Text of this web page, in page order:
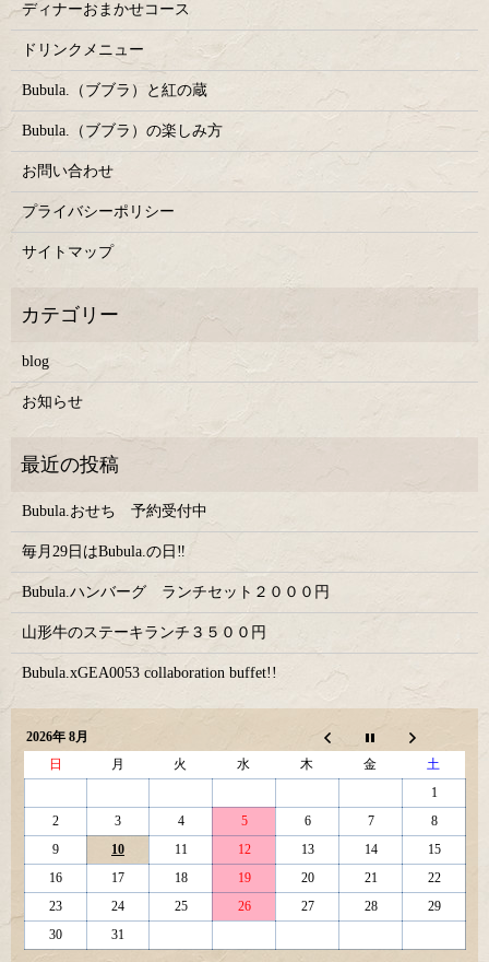
ディナーおまかせコース
ドリンクメニュー
Bubula.（ブブラ）と紅の蔵
Bubula.（ブブラ）の楽しみ方
お問い合わせ
プライバシーポリシー
サイトマップ
blog
お知らせ
Bubula.おせち 予約受付中
毎月29日はBubula.の日‼
Bubula.ハンバーグ ランチセット２０００円
山形牛のステーキランチ３５００円
Bubula.xGEA0053 collaboration buffet!!
2026年 8月
日
月 火 水 木 金
土
1
2
3 4 5 6 7
8
9
10 11 12 13 14
15
16
17 18 19 20 21
22
23
24 25 26 27 28
29
30
31